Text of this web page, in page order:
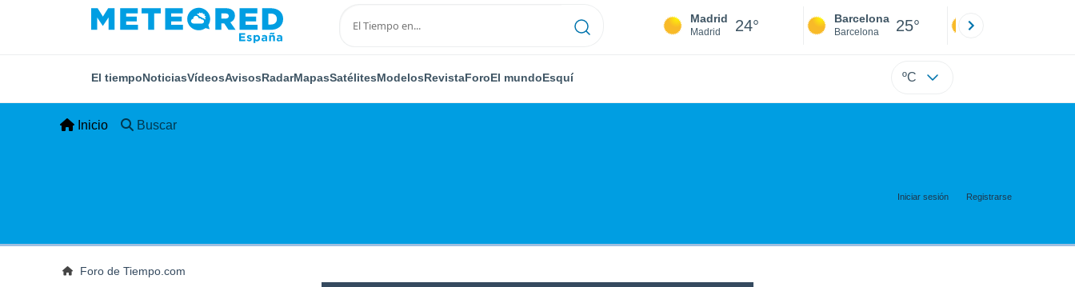
Madrid
Madrid 24° Barcelona
Barcelona 25°
El tiempoNoticiasVídeosAvisosRadarMapasSatélitesModelosRevistaForoEl mundoEsquí ºC
Inicio Buscar
Iniciar sesión Registrarse
Foro de Tiempo.com